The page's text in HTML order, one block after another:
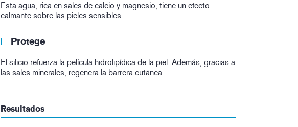
Esta agua, rica en sales de calcio y magnesio, tiene un efecto
calmante sobre las pieles sensibles.
Protege
El silicio refuerza la película hidrolipídica de la piel. Además, gracias a
las sales minerales, regenera la barrera cutánea.
Resultados